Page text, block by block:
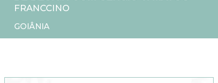
FRANCCINO
GOIÂNIA